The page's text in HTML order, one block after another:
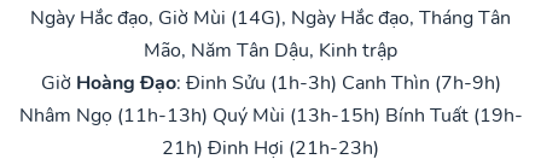
Ngày Hắc đạo, Giờ Mùi (14G), Ngày Hắc đạo, Tháng Tân
Mão, Năm Tân Dậu, Kinh trập
Giờ Hoàng Đạo: Đinh Sửu (1h-3h) Canh Thìn (7h-9h)
Nhâm Ngọ (11h-13h) Quý Mùi (13h-15h) Bính Tuất (19h-
21h) Đinh Hợi (21h-23h)